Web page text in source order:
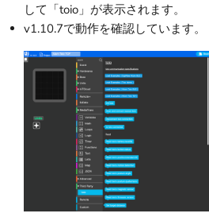
して「toio」が表示されます。
v1.10.7で動作を確認しています。